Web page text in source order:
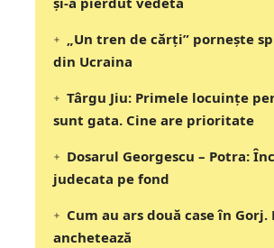
„Un tren de cărți” pornește
din Ucraina
Târgu Jiu: Primele locuințe
sunt gata. Cine are prioritate
Dosarul Georgescu – Potra:
judecata pe fond
Cum au ars două case în Gorj.
anchetează